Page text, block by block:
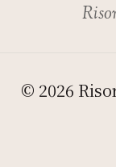
© 2026